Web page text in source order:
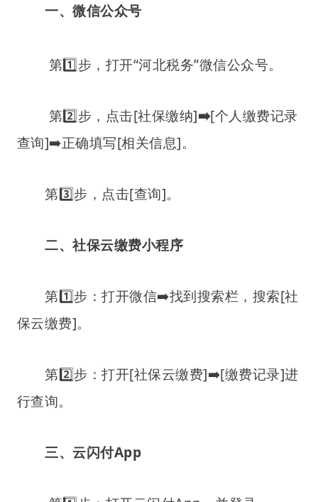
一、微信公众号
第1️⃣步，打开“河北税务”微信公众号。
第2️⃣步，点击[社保缴纳]➡️[个人缴费记录
查询]➡️正确填写[相关信息]。
第3️⃣步，点击[查询]。
二、社保云缴费小程序
第1️⃣步：打开微信➡️找到搜索栏，搜索[社
保云缴费]。
第2️⃣步：打开[社保云缴费]➡️[缴费记录]进
行查询。
三、云闪付App